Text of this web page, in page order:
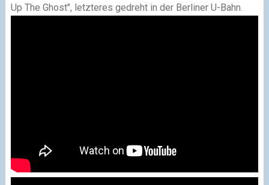
Up The Ghost", letzteres gedreht in der Berliner U-Bahn.